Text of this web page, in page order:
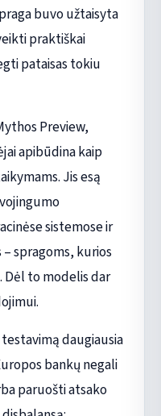
buvo užtaisyta
praktiškai
pataisas tokiu
Preview,
apibūdina kaip
Jis esą
sistemose ir
spragoms, kurios
Dėl to modelis dar
daugiausia
bankų negali
paruošti atsako